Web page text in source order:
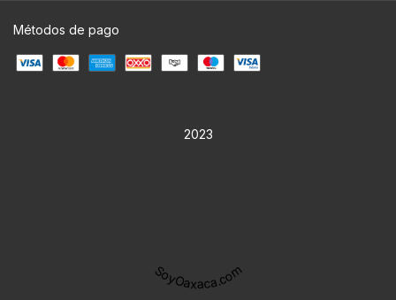
Métodos de pago
2023
SoyOaxaca.com